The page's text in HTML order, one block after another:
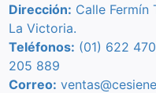
Dirección: Calle Fermín
La Victoria.
Teléfonos: (01) 622
205 889
Correo: